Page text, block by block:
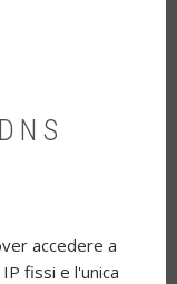
accedere a
fissi e l'unica